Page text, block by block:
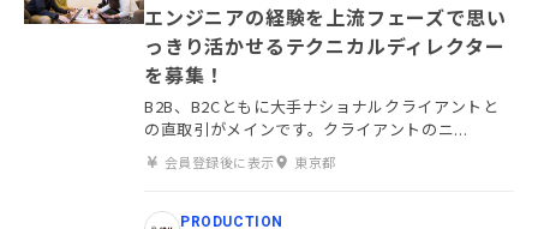
エンジニアの経験を上流フェーズで思い
っきり活かせるテクニカルディレクター
を募集！
B2B、B2Cともに大手ナショナルクライアントと
の直取引がメインです。クライアントのニ...
会員登録後に表示 東京都
PRODUCTION